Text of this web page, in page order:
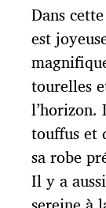
e
p
u
b
l
i
c
a
t
i
o
Dans
est
tourelles
l’horizon.
touffus et
sa robe
Il y a